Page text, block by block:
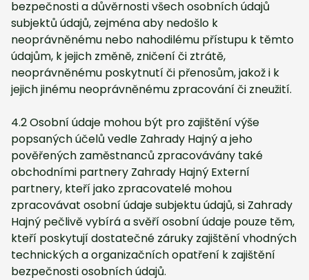
bezpečnosti a důvěrnosti všech osobních údajů
subjektů údajů, zejména aby nedošlo k
neoprávněnému nebo nahodilému přístupu k těmto
údajům, k jejich změně, zničení či ztrátě,
neoprávněnému poskytnutí či přenosům, jakož i k
jejich jinému neoprávněnému zpracování či zneužití.
4.2 Osobní údaje mohou být pro zajištění výše
popsaných účelů vedle Zahrady Hajný a jeho
pověřených zaměstnanců zpracovávány také
obchodními partnery Zahrady Hajný Externí
partnery, kteří jako zpracovatelé mohou
zpracovávat osobní údaje subjektu údajů, si Zahrady
Hajný pečlivě vybírá a svěří osobní údaje pouze těm,
kteří poskytují dostatečné záruky zajištění vhodných
technických a organizačních opatření k zajištění
bezpečnosti osobních údajů.